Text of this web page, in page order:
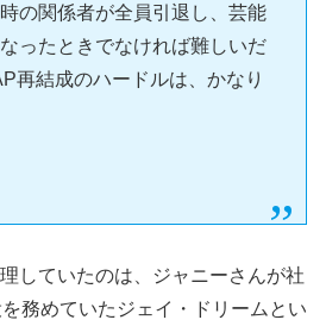
の関係者が全員引退し、芸能
ったときでなければ難しいだ
再結成のハードルは、かなり
していたのは、ジャニーさんが社
務めていたジェイ・ドリームとい